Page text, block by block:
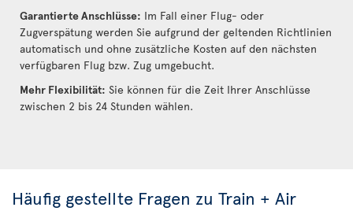
Garantierte Anschlüsse: Im Fall einer Flug- oder
Zugverspätung werden Sie aufgrund der geltenden Richtlinien
automatisch und ohne zusätzliche Kosten auf den nächsten
verfügbaren Flug bzw. Zug umgebucht.
Mehr Flexibilität: Sie können für die Zeit Ihrer Anschlüsse
zwischen 2 bis 24 Stunden wählen.
Häufig gestellte Fragen zu Train + Air